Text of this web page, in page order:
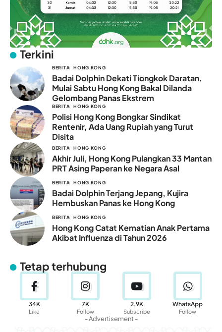
Terkini
BERITA HONG KONG
Badai Dolphin Dekati Tiongkok Daratan,
Mulai Sabtu Hong Kong Bakal Dilanda
Gelombang Panas Ekstrem
BERITA HONG KONG
Polisi Hong Kong Bongkar Sindikat
Rentenir, Ada Uang Rupiah yang Turut
Disita
BERITA HONG KONG
Akhir Juli, Hong Kong Pulangkan 33 Mantan
PRT Asing Paperan ke Negara Asal
BERITA HONG KONG
Badai Dolphin Terjang Jepang, Kujira
Hembuskan Panas ke Hong Kong
BERITA HONG KONG
Hong Kong Catat Kematian Anak Pertama
Akibat Influenza di Tahun 2026
Tetap terhubung
34K
Like
7K
Follow
2.9K
Subscribe
WhatsApp
Follow
- Advertisement -